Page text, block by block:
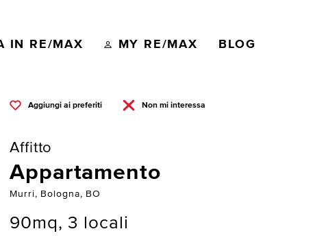
IN RE/MAX MY RE/MAX BLOG
Aggiungi ai preferiti Non mi interessa
Affitto
Appartamento
Murri, Bologna, BO
90mq, 3 locali